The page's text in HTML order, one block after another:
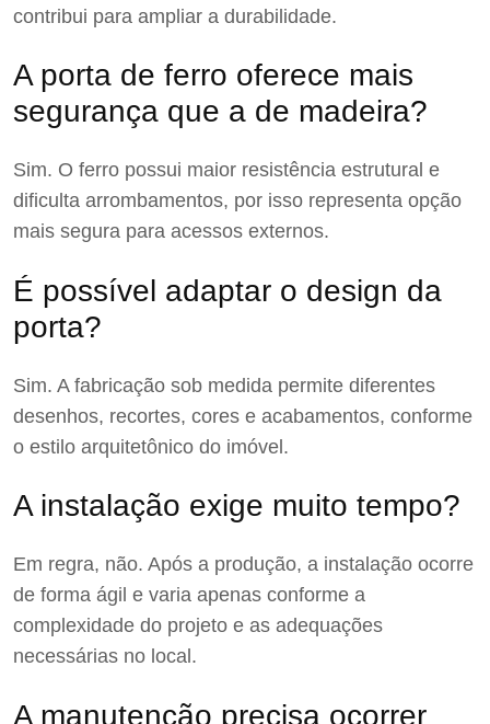
contribui para ampliar a durabilidade.
A porta de ferro oferece mais
segurança que a de madeira?
Sim. O ferro possui maior resistência estrutural e
dificulta arrombamentos, por isso representa opção
mais segura para acessos externos.
É possível adaptar o design da
porta?
Sim. A fabricação sob medida permite diferentes
desenhos, recortes, cores e acabamentos, conforme
o estilo arquitetônico do imóvel.
A instalação exige muito tempo?
Em regra, não. Após a produção, a instalação ocorre
de forma ágil e varia apenas conforme a
complexidade do projeto e as adequações
necessárias no local.
A manutenção precisa ocorrer